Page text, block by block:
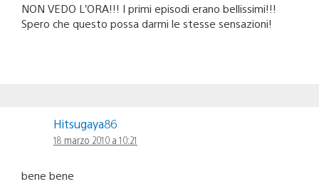
NON VEDO L’ORA!!! I primi episodi erano bellissimi!!!
Spero che questo possa darmi le stesse sensazioni!
Hitsugaya86
18 marzo 2010 a 10:21
bene bene